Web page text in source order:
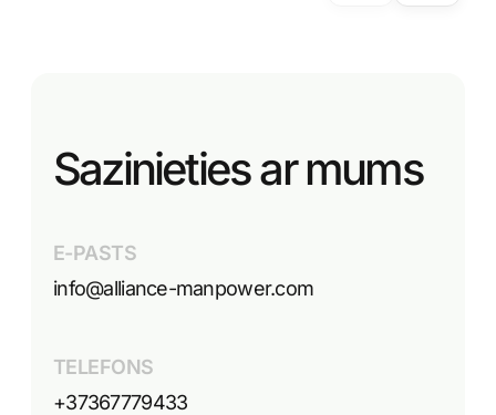
Sazinieties ar mums
E-PASTS
info@alliance-manpower.com
TELEFONS
+37367779433